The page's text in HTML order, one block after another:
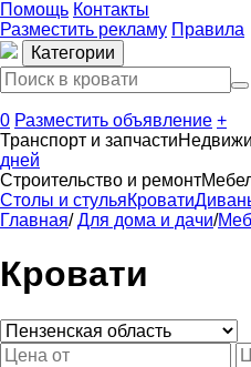
Помощь Контакты
Разместить рекламу Правила
Категории
0 Разместить объявление +
Транспорт и запчасти
дней
Строительство и ремонт
Столы и стульяКровати
Главная/ Для дома и дачи/
Кровати